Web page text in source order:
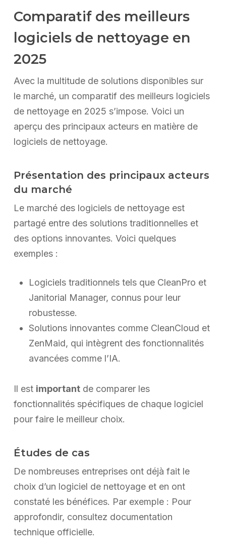
Comparatif des meilleurs
logiciels de nettoyage en
2025
Avec la multitude de solutions disponibles sur
le marché, un comparatif des meilleurs logiciels
de nettoyage en 2025 s’impose. Voici un
aperçu des principaux acteurs en matière de
logiciels de nettoyage.
Présentation des principaux acteurs
du marché
Le marché des logiciels de nettoyage est
partagé entre des solutions traditionnelles et
des options innovantes. Voici quelques
exemples :
Logiciels traditionnels tels que CleanPro et
Janitorial Manager, connus pour leur
robustesse.
Solutions innovantes comme CleanCloud et
ZenMaid, qui intègrent des fonctionnalités
avancées comme l’IA.
Il est importantde comparer les
fonctionnalités spécifiques de chaque logiciel
pour faire le meilleur choix.
Études de cas
De nombreuses entreprises ont déjà fait le
choix d’un logiciel de nettoyage et en ont
constaté les bénéfices. Par exemple : Pour
approfondir, consultez documentation
technique officielle.